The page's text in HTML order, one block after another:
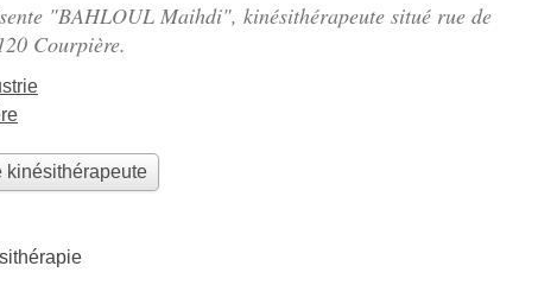
"BAHLOUL Maihdi", kinésithérapeute situé rue de
Courpière.
kinésithérapeute